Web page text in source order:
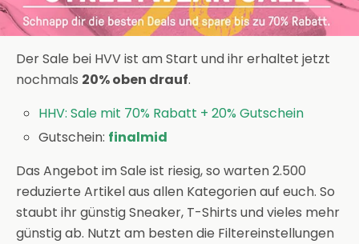
Der Sale bei HVV ist am Start und ihr erhaltet jetzt
nochmals 20% oben drauf.
HHV: Sale mit 70% Rabatt + 20% Gutschein
Gutschein: finalmid
Das Angebot im Sale ist riesig, so warten 2.500
reduzierte Artikel aus allen Kategorien auf euch. So
staubt ihr günstig Sneaker, T-Shirts und vieles mehr
günstig ab. Nutzt am besten die Filtereinstellungen